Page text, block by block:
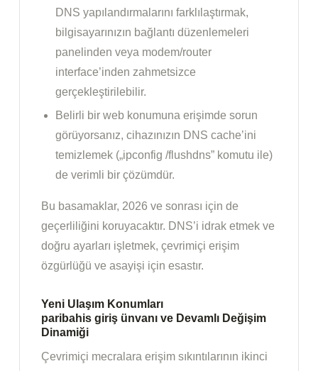
DNS yapılandırmalarını farklılaştırmak,
bilgisayarınızın bağlantı düzenlemeleri
panelinden veya modem/router
interface’inden zahmetsizce
gerçekleştirilebilir.
Belirli bir web konumuna erişimde sorun
görüyorsanız, cihazınızın DNS cache’ini
temizlemek („ipconfig /flushdns” komutu ile)
de verimli bir çözümdür.
Bu basamaklar, 2026 ve sonrası için de
geçerliliğini koruyacaktır. DNS’i idrak etmek ve
doğru ayarları işletmek, çevrimiçi erişim
özgürlüğü ve asayişi için esastır.
Yeni Ulaşım Konumları
paribahis giriş ünvanı ve Devamlı Değişim
Dinamiği
Çevrimiçi mecralara erişim sıkıntılarının ikinci